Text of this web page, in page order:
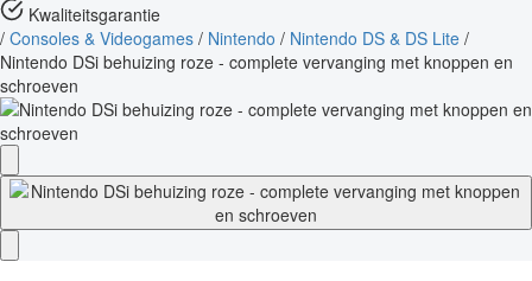
Kwaliteitsgarantie
/ Consoles & Videogames / Nintendo / Nintendo DS & DS Lite /
Nintendo DSi behuizing roze - complete vervanging met knoppen en
schroeven